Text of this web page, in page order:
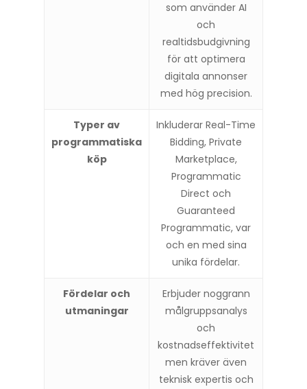
som använder AI
och
realtidsbudgivning
för att optimera
digitala annonser
med hög precision.
Typer av
programmatiska
köp
Inkluderar Real-Time
Bidding, Private
Marketplace,
Programmatic
Direct och
Guaranteed
Programmatic, var
och en med sina
unika fördelar.
Fördelar och
utmaningar
Erbjuder noggrann
målgruppsanalys
och
kostnadseffektivitet
men kräver även
teknisk expertis och